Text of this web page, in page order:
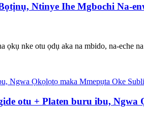
Ntinye Ihe Mgbochi Na-
nke otu ọdụ aka na mbido, na-eche
otu + Platen buru ibu, Ngwa